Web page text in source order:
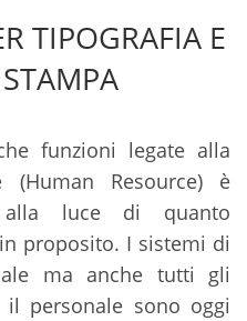
TIPOGRAFIA E
funzioni legate alla
(Human Resource) è
alla luce di quanto
proposito. I sistemi di
ma anche tutti gli
personale sono oggi